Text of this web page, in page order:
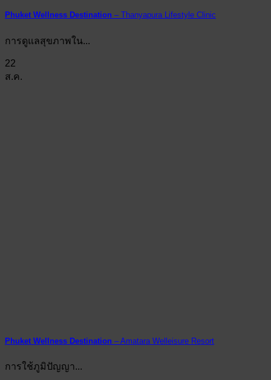
Phuket Wellness Destination – Thanyapura Lifestyle Clinic
การดูแลสุขภาพใน...
22
ส.ค.
Phuket Wellness Destination – Amatara Welleisure Resort
การใช้ภูมิปัญญา...